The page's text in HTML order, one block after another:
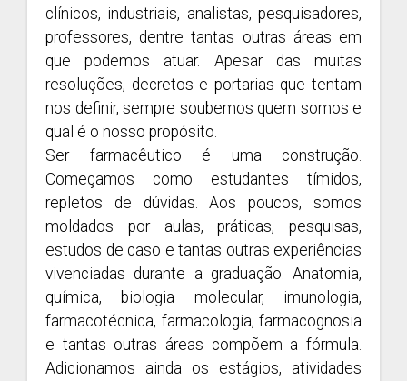
clínicos, industriais, analistas, pesquisadores,
professores, dentre tantas outras áreas em
que podemos atuar. Apesar das muitas
resoluções, decretos e portarias que tentam
nos definir, sempre soubemos quem somos e
qual é o nosso propósito.
Ser farmacêutico é uma construção.
Começamos como estudantes tímidos,
repletos de dúvidas. Aos poucos, somos
moldados por aulas, práticas, pesquisas,
estudos de caso e tantas outras experiências
vivenciadas durante a graduação. Anatomia,
química, biologia molecular, imunologia,
farmacotécnica, farmacologia, farmacognosia
e tantas outras áreas compõem a fórmula.
Adicionamos ainda os estágios, atividades